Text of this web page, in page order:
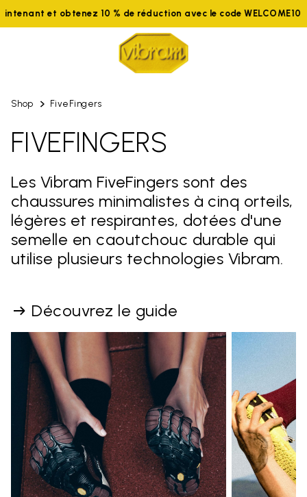
et obtenez 10 % de réduction avec le code WELCOME10
Shop FiveFingers
FIVEFINGERS
Les Vibram FiveFingers sont des
chaussures minimalistes à cinq orteils,
légères et respirantes, dotées d'une
semelle en caoutchouc durable qui
utilise plusieurs technologies Vibram.
Découvrez le guide